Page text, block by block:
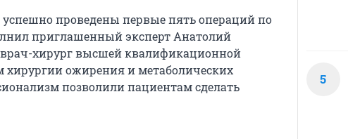
проведены первые пять операций по
приглашенный эксперт Анатолий
хирург высшей квалификационной
хирургии ожирения и метаболических
позволили пациентам сделать
5